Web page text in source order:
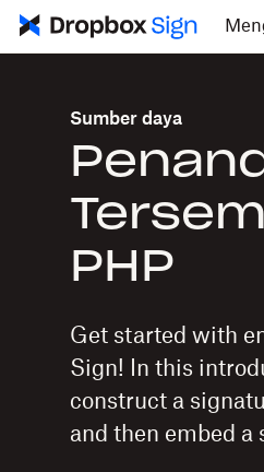
Sumber daya
PHP
Get started with
Sign! In this
construct a
and then embed